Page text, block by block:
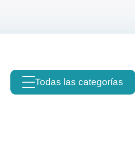
Todas las categorías